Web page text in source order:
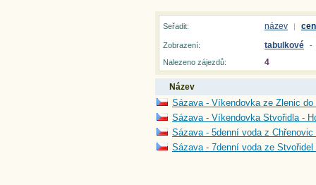
Seřadit: název |
Zobrazení: tabulkové
-
Nalezeno zájezdů:
4
Název
Sázava - Víkendovka ze Zlenic
Sázava - Víkendovka Stvořidla -
Sázava - 5denní voda z
Sázava - 7denní voda ze